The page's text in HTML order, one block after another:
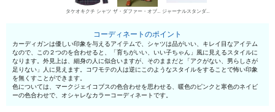
タケオキクチ シャツ ザ・ダファー・オブ・セントジョージ チノパン・綿パン ジャーナルスタンダード ローカットスニーカー
コーディネートのポイント
カーディガンは優しい印象を与えるアイテムで、シャツは品がいい、キレイ目なアイテム
なので、この２つのを合わせると、「育ちがいい、いい子ちゃん」風に見えるスタイルに
なります。外見上は、細身の人に似合いますが、そのままだと「アクがない、男らしさが
足りない」人に見えます。コワモテの人は逆にこのようなスタイルをすることで怖い印象
を無くすことができます。
色については、マークジェイコブスの色合わせを思わせる、暖色のピンクと寒色のネイビ
ーの色合わせで、オシャレなカラーコーディネートです。